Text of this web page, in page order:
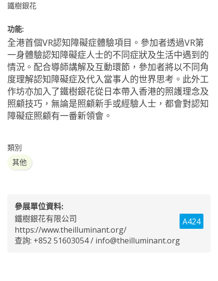
鐵樹銀花
功能:
全港首個VR認知障礙症體驗項目。參加者透過VR第
一身體驗認知障礙症人士的不同症狀及生活中遇到的
情況。配合導師講解及互動環節，參加者將以不同角
度理解認知障礙症及代入當事人的世界思考。此外工
作坊亦加入了鐵樹銀花從日本帶入香港的照護理念及
照顧技巧，無論是照顧新手或經驗人士，都會對認知
障礙症照顧有一番新領會。
類別
其他
參展單位資料:
A424
鐵樹銀花有限公司
https://www.theilluminant.org/
查詢: +852 51603054 / info@theilluminant.org